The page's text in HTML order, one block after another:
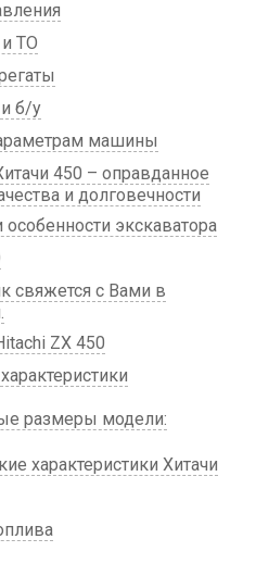
ТО
б/у
машины
450 – оправданное
и долговечности
особенности экскаватора
свяжется с Вами в
ZX 450
размеры модели:
характеристики Хитачи